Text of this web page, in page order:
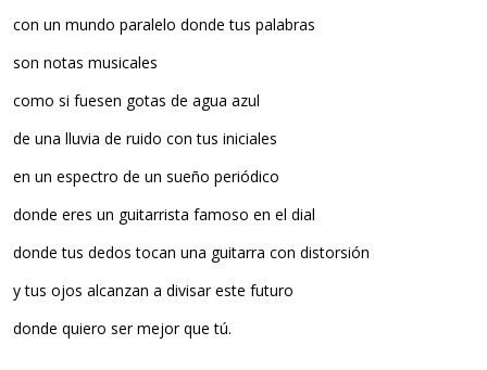
con un mundo paralelo donde tus palabras
son notas musicales
como si fuesen gotas de agua azul
de una lluvia de ruido con tus iniciales
en un espectro de un sueño periódico
donde eres un guitarrista famoso en el dial
donde tus dedos tocan una guitarra con distorsión
y tus ojos alcanzan a divisar este futuro
donde quiero ser mejor que tú.